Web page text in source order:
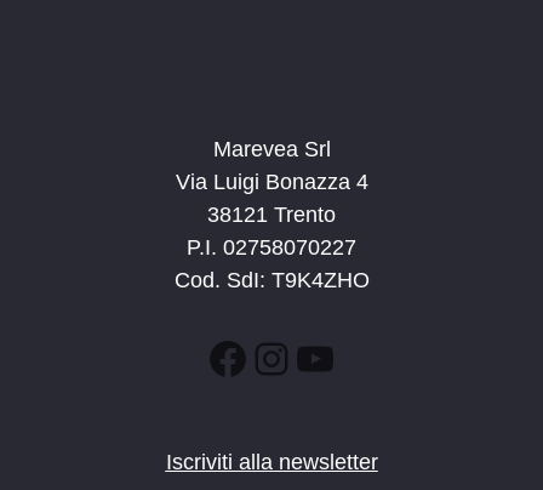
Marevea Srl
Via Luigi Bonazza 4
38121 Trento
P.I. 02758070227
Cod. SdI: T9K4ZHO
Facebook
Instagram
YouTube
Iscriviti alla newsletter